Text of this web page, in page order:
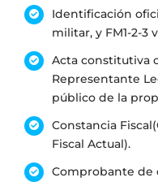
Identificación
militar, y FM1-2-3
Acta constitutiva
Representante
público de la
Constancia
Fiscal Actual).
Comprobante de